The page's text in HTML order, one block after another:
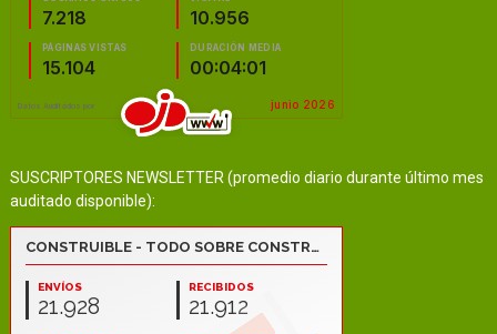
SUSCRIPTORES NEWSLETTER (promedio diario durante último mes
auditado disponible):